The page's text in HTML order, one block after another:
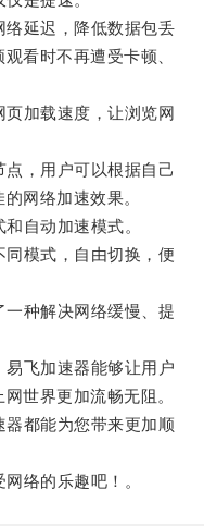
延迟，降低数据包丢
看时不再遭受卡顿、
加载速度，让浏览网
，用户可以根据自己
网络加速效果。
自动加速模式。
模式，自由切换，便
种解决网络缓慢、提
飞加速器能够让用户
世界更加流畅无阻。
都能为您带来更加顺
络的乐趣吧！。